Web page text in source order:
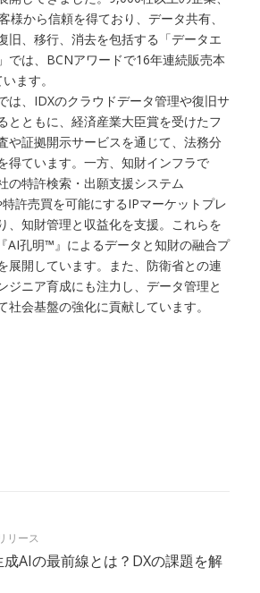
様から信頼を得ており、データ共有、
旧、移行、消去を包括する「データエ
では、BCNアワードで16年連続販売本
ます。
は、IDXのクラウドデータ管理や復旧サ
とともに、経済産業大臣賞を受けたフ
や証拠開示サービスを通じて、法務分
得ています。一方、知財インフラで
の特許検索・出願支援システム
特許売買を可能にするIPマーケットプレ
、知財管理と収益化を支援。これらを
AI孔明™』によるデータと知財の融合プ
展開しています。また、防衛省との連
ジニア育成にも注力し、データ管理と
社会基盤の強化に貢献しています。
リース
AIの最前線とは？DXの課題を解